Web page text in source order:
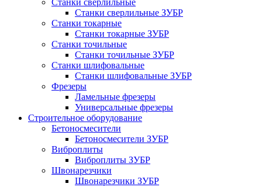
Станки сверлильные
Станки сверлильные ЗУБР
Станки токарные
Станки токарные ЗУБР
Станки точильные
Станки точильные ЗУБР
Станки шлифовальные
Станки шлифовальные ЗУБР
Фрезеры
Ламельные фрезеры
Универсальные фрезеры
Строительное оборудование
Бетоносмесители
Бетоносмесители ЗУБР
Виброплиты
Виброплиты ЗУБР
Швонарезчики
Швонарезчики ЗУБР